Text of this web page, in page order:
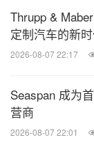
Thrupp &
定制汽车的新
2026-08-07 22:17
Seaspan 成为
营商
2026-08-07 22:01